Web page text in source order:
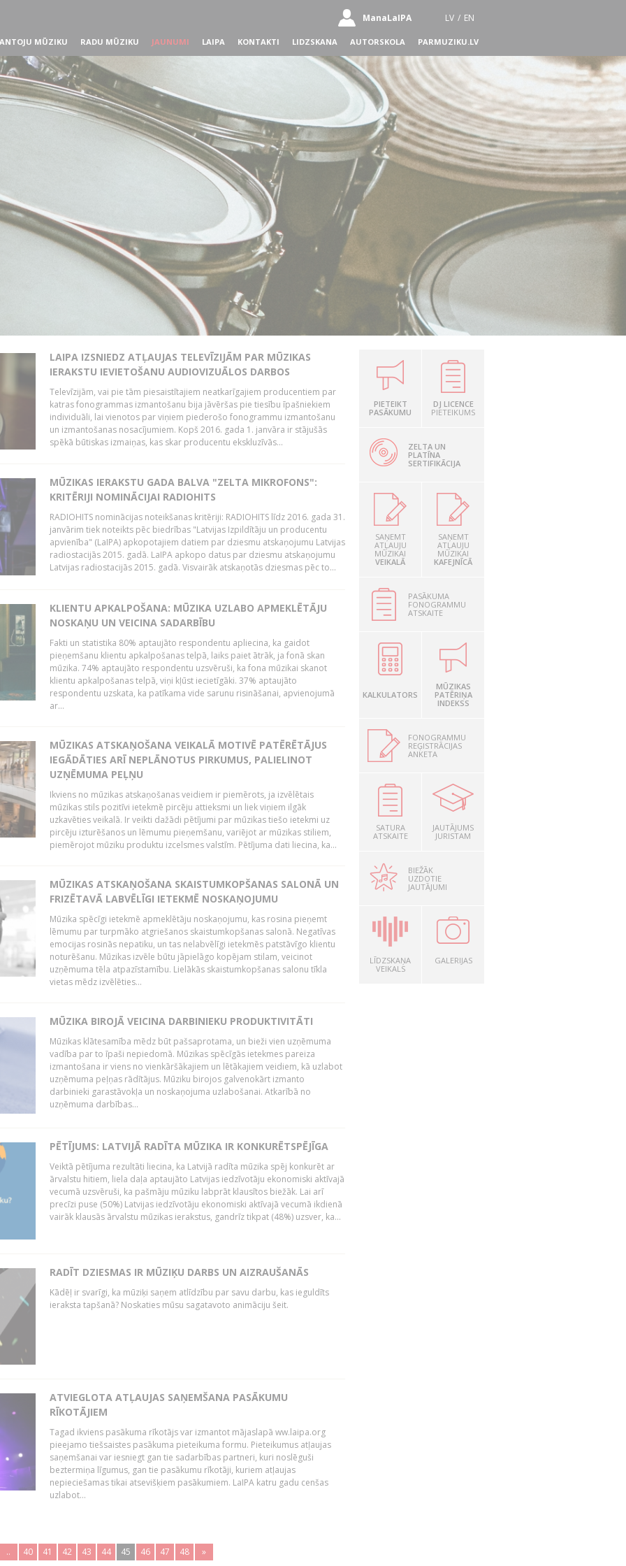
ManaLaIPA LV / EN
MŪZIKU RADU MŪZIKU JAUNUMI LAIPA KONTAKTI LIDZSKANA AUTORSKOLA PARMUZIKU.LV
LAIPA IZSNIEDZ ATĻAUJAS TELEVĪZIJĀM PAR MŪZIKAS
IERAKSTU IEVIETOŠANU AUDIOVIZUĀLOS DARBOS
Televīzijām, vai pie tām piesaistītajiem neatkarīgajiem producentiem par
katras fonogrammas izmantošanu bija jāvēršas pie tiesību īpašniekiem
individuāli, lai vienotos par viņiem piederošo fonogrammu izmantošanu
un izmantošanas nosacījumiem. Kopš 2016. gada 1. janvāra ir stājušās
spēkā būtiskas izmaiņas, kas skar producentu ekskluzīvās...
MŪZIKAS IERAKSTU GADA BALVA "ZELTA MIKROFONS":
KRITĒRIJI NOMINĀCIJAI RADIOHITS
RADIOHITS nominācijas noteikšanas kritēriji: RADIOHITS līdz 2016. gada 31.
janvārim tiek noteikts pēc biedrības "Latvijas Izpildītāju un producentu
apvienība" (LaIPA) apkopotajiem datiem par dziesmu atskaņojumu Latvijas
radiostacijās 2015. gadā. LaIPA apkopo datus par dziesmu atskaņojumu
Latvijas radiostacijās 2015. gadā. Visvairāk atskaņotās dziesmas pēc to...
KLIENTU APKALPOŠANA: MŪZIKA UZLABO APMEKLĒTĀJU
NOSKAŅU UN VEICINA SADARBĪBU
Fakti un statistika 80% aptaujāto respondentu apliecina, ka gaidot
pieņemšanu klientu apkalpošanas telpā, laiks paiet ātrāk, ja fonā skan
mūzika. 74% aptaujāto respondentu uzsvēruši, ka fona mūzikai skanot
klientu apkalpošanas telpā, viņi kļūst iecietīgāki. 37% aptaujāto
respondentu uzskata, ka patīkama vide sarunu risināšanai, apvienojumā
ar...
MŪZIKAS ATSKAŅOŠANA VEIKALĀ MOTIVĒ PATĒRĒTĀJUS
IEGĀDĀTIES ARĪ NEPLĀNOTUS PIRKUMUS, PALIELINOT
UZŅĒMUMA PEĻŅU
Ikviens no mūzikas atskaņošanas veidiem ir piemērots, ja izvēlētais
mūzikas stils pozitīvi ietekmē pircēju attieksmi un liek viņiem ilgāk
uzkavēties veikalā. Ir veikti dažādi pētījumi par mūzikas tiešo ietekmi uz
pircēju izturēšanos un lēmumu pieņemšanu, variējot ar mūzikas stiliem,
piemērojot mūziku produktu izcelsmes valstīm. Pētījuma dati liecina, ka...
MŪZIKAS ATSKAŅOŠANA SKAISTUMKOPŠANAS SALONĀ UN
FRIZĒTAVĀ LABVĒLĪGI IETEKMĒ NOSKAŅOJUMU
Mūzika spēcīgi ietekmē apmeklētāju noskaņojumu, kas rosina pieņemt
lēmumu par turpmāko atgriešanos skaistumkopšanas salonā. Negatīvas
emocijas rosinās nepatiku, un tas nelabvēlīgi ietekmēs patstāvīgo klientu
noturēšanu. Mūzikas izvēle būtu jāpielāgo kopējam stilam, veicinot
uzņēmuma tēla atpazīstamību. Lielākās skaistumkopšanas salonu tīkla
vietas mēdz izvēlēties...
MŪZIKA BIROJĀ VEICINA DARBINIEKU PRODUKTIVITĀTI
Mūzikas klātesamība mēdz būt pašsaprotama, un bieži vien uzņēmuma
vadība par to īpaši nepiedomā. Mūzikas spēcīgās ietekmes pareiza
izmantošana ir viens no vienkāršākajiem un lētākajiem veidiem, kā uzlabot
uzņēmuma peļņas rādītājus. Mūziku birojos galvenokārt izmanto
darbinieki garastāvokļa un noskaņojuma uzlabošanai. Atkarībā no
uzņēmuma darbības...
PĒTĪJUMS: LATVIJĀ RADĪTA MŪZIKA IR KONKURĒTSPĒJĪGA
Veiktā pētījuma rezultāti liecina, ka Latvijā radīta mūzika spēj konkurēt ar
ārvalstu hitiem, liela daļa aptaujāto Latvijas iedzīvotāju ekonomiski aktīvajā
vecumā uzsvēruši, ka pašmāju mūziku labprāt klausītos biežāk. Lai arī
precīzi puse (50%) Latvijas iedzīvotāju ekonomiski aktīvajā vecumā ikdienā
vairāk klausās ārvalstu mūzikas ierakstus, gandrīz tikpat (48%) uzsver, ka...
RADĪT DZIESMAS IR MŪZIĶU DARBS UN AIZRAUŠANĀS
Kādēļ ir svarīgi, ka mūziķi saņem atlīdzību par savu darbu, kas ieguldīts
ieraksta tapšanā? Noskaties mūsu sagatavoto animāciju šeit.
ATVIEGLOTA ATĻAUJAS SAŅEMŠANA PASĀKUMU
RĪKOTĀJIEM
Tagad ikviens pasākuma rīkotājs var izmantot mājaslapā ww.laipa.org
pieejamo tiešsaistes pasākuma pieteikuma formu. Pieteikumus atļaujas
saņemšanai var iesniegt gan tie sadarbības partneri, kuri noslēguši
beztermiņa līgumus, gan tie pasākumu rīkotāji, kuriem atļaujas
nepieciešamas tikai atsevišķiem pasākumiem. LaIPA katru gadu cenšas
uzlabot...
.. 40 41 42 43 44 45 46 47 48 »
PIETEIKT
PASĀKUMU
DJ LICENCE
PIETEIKUMS
ZELTA UN
PLATĪNA
SERTIFIKĀCIJA
SAŅEMT
ATĻAUJU
MŪZIKAI
VEIKALĀ
SAŅEMT
ATĻAUJU
MŪZIKAI
KAFEJNĪCĀ
PASĀKUMA
FONOGRAMMU
ATSKAITE
KALKULATORS
MŪZIKAS
PATĒRIŅA
INDEKSS
FONOGRAMMU
REĢISTRĀCIJAS
ANKETA
SATURA
ATSKAITE
JAUTĀJUMS
JURISTAM
BIEŽĀK
UZDOTIE
JAUTĀJUMI
LĪDZSKAŅA
VEIKALS
GALERIJAS